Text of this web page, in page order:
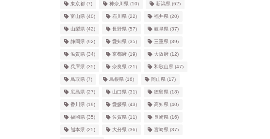
東京都(7) 神奈川県(10) 新潟県(62)
富山県(40) 石川県(22) 福井県(20)
山梨県(42) 長野県(57) 岐阜県(37)
静岡県(92) 愛知県(35) 三重県(39)
滋賀県(34) 京都府(19) 大阪府(12)
兵庫県(35) 奈良県(21) 和歌山県(47)
鳥取県(7) 島根県(16) 岡山県(17)
広島県(27) 山口県(31) 徳島県(18)
香川県(19) 愛媛県(43) 高知県(40)
福岡県(35) 佐賀県(11) 長崎県(16)
熊本県(25) 大分県(36) 宮崎県(37)